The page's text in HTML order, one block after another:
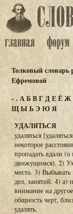
Толковый словарь
Ефремовой
- . АБВГДЕЁЖ
ЩЫЬЭ ЮЯ
УДАЛЯТЬСЯ
удаляться
некоторое
пропадать вдали
движущимся). 2)
место. 3) Выбывать
дел, занятий. 4) а)
внимание на
общность черт,
удалять.